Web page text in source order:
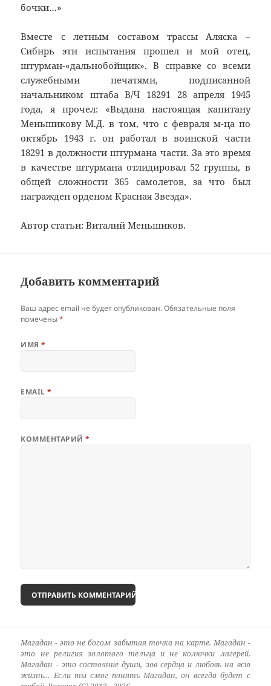
бочки…»
Вместе с летным составом трассы Аляска –
Сибирь эти испытания прошел и мой отец,
штурман-«дальнобойщик». В справке со всеми
служебными печатями, подписанной
начальником штаба В/Ч 18291 28 апреля 1945
года, я прочел: «Выдана настоящая капитану
Меньшикову М.Д. в том, что с февраля м-ца по
октябрь 1943 г. он работал в воинской части
18291 в должности штурмана части. За это время
в качестве штурмана отлидировал 52 группы, в
общей сложности 365 самолетов, за что был
награжден орденом Красная Звезда».
Автор статьи: Виталий Меньшиков.
Добавить комментарий
Ваш адрес email не будет опубликован. Обязательные поля
помечены*
ИМЯ*
EMAIL*
КОММЕНТАРИЙ*
Магадан - это не богом забытая точка на карте. Магадан -
это не религия золотого тельца и не колючки лагерей.
Магадан - это состояние души, зов сердца и любовь на всю
жизнь... Если ты смог понять Магадан, он всегда будет с